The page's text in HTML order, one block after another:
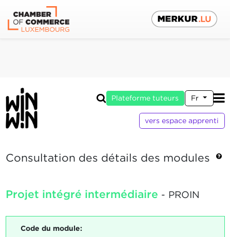
Plateforme tuteurs Fr
vers espace apprenti
Consultation des détails des modules
Projet intégré intermédiaire - PROIN
Code du module: